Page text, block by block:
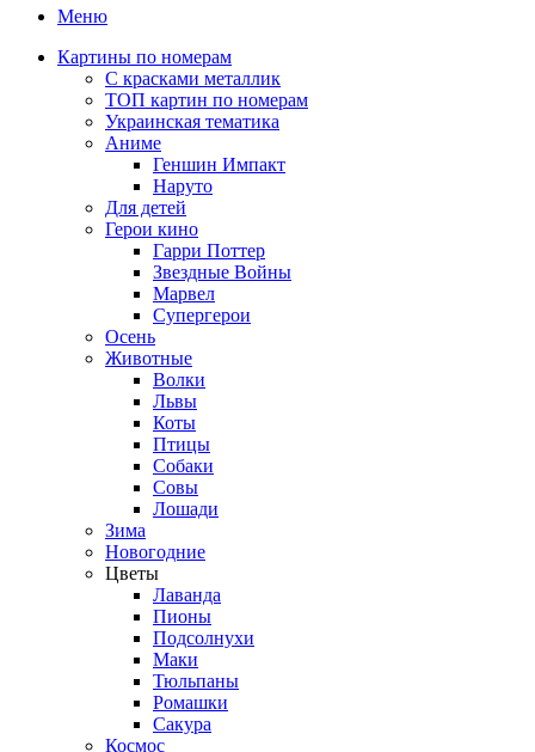
Меню
Картины по номерам
С красками металлик
ТОП картин по номерам
Украинская тематика
Аниме
Геншин Импакт
Наруто
Для детей
Герои кино
Гарри Поттер
Звездные Войны
Марвел
Супергерои
Осень
Животные
Волки
Львы
Коты
Птицы
Собаки
Совы
Лошади
Зима
Новогодние
Цветы
Лаванда
Пионы
Подсолнухи
Маки
Тюльпаны
Ромашки
Сакура
Космос